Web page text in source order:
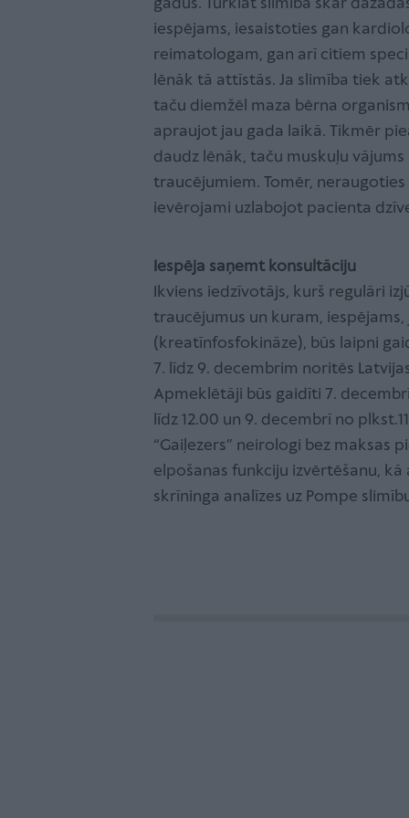
gadus. Turklāt slimība skar
iespējams, iesaistoties gan
reimatologam, gan arī citiem
lēnāk tā attīstās. Ja slimība tiek
taču diemžēl maza bērna
apraujot jau gada laikā. Tikmēr
daudz lēnāk, taču muskuļu
traucējumiem. Tomēr,
ievērojami uzlabojot pacienta
Iespēja saņemt konsultāciju
Ikviens iedzīvotājs, kurš regulāri
traucējumus un kuram,
(kreatīnfosfokināze), būs laipni
7. līdz 9. decembrim noritēs
Apmeklētāji būs gaidīti 7.
līdz 12.00 un 9. decembrī no
“Gaiļezers” neirologi bez maksas
elpošanas funkciju izvērtēšanu,
skrīninga analīzes uz Pompe